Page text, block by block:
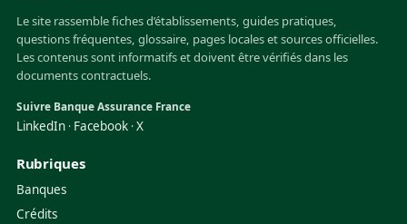
Le site rassemble fiches d’établissements, guides pratiques,
questions fréquentes, glossaire, pages locales et sources officielles.
Les contenus sont informatifs et doivent être vérifiés dans les
documents contractuels.
Suivre Banque Assurance France
LinkedIn · Facebook ·X
Rubriques
Banques
Crédits